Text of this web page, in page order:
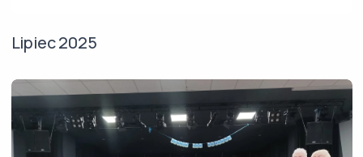
Lipiec 2025